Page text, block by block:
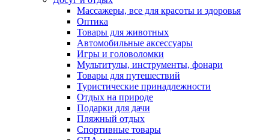
Массажеры, все для красоты и здоровья
Оптика
Товары для животных
Автомобильные аксессуары
Игры и головоломки
Мультитулы, инструменты, фонари
Товары для путешествий
Туристические принадлежности
Отдых на природе
Подарки для дачи
Пляжный отдых
Спортивные товары